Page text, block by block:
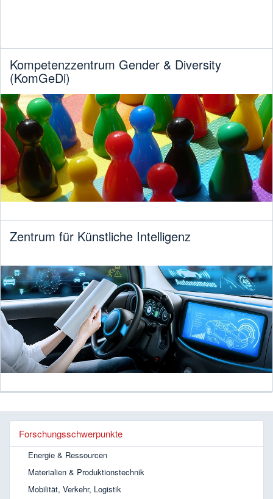
Kompetenzzentrum Gender & Diversity
(KomGeDi)
Zentrum für Künstliche Intelligenz
Forschungsschwerpunkte
Energie & Ressourcen
Materialien & Produktionstechnik
Mobilität, Verkehr, Logistik